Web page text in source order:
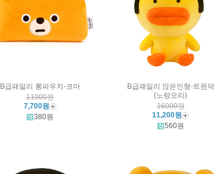
B급패밀리 롱파우치-코마
11000원
7,700원
380원
B급패밀리 앉은인형-트윈덕
(노랑오리)
16000원
11,200원
560원